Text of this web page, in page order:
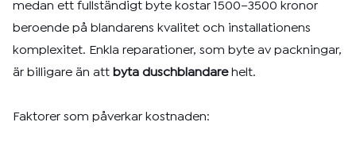
medan ett fullständigt byte kostar 1500–3500 kronor
beroende på blandarens kvalitet och installationens
komplexitet. Enkla reparationer, som byte av packningar,
är billigare än att byta duschblandarehelt.
Faktorer som påverkar kostnaden: